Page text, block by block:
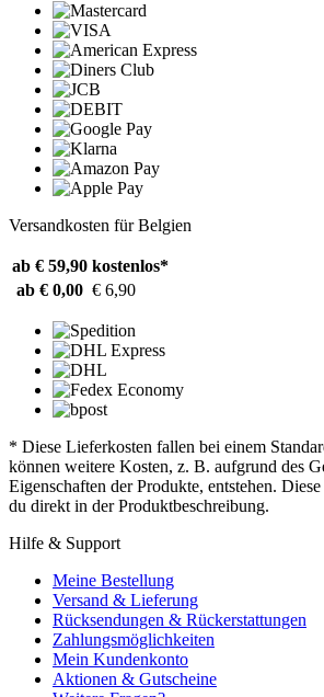
Versandkosten für Belgien
ab € 59,90 kostenlos*
ab € 0,00 € 6,90
* Diese Lieferkosten fallen bei einem
können weitere Kosten, z. B. aufgrund des
Eigenschaften der Produkte, entstehen.
du direkt in der Produktbeschreibung.
Hilfe & Support
Meine Bestellung
Versand & Lieferung
Rücksendungen & Rückerstattungen
Zahlungsmöglichkeiten
Mein Kundenkonto
Aktionen & Gutscheine